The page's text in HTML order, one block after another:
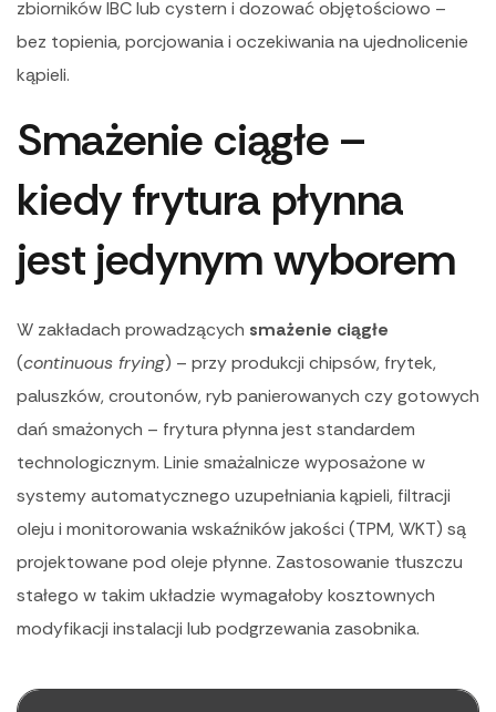
zbiorników IBC lub cystern i dozować objętościowo –
bez topienia, porcjowania i oczekiwania na ujednolicenie
kąpieli.
Smażenie ciągłe –
kiedy frytura płynna
jest jedynym wyborem
W zakładach prowadzących smażenie ciągłe
(continuous frying) – przy produkcji chipsów, frytek,
paluszków, croutonów, ryb panierowanych czy gotowych
dań smażonych – frytura płynna jest standardem
technologicznym. Linie smażalnicze wyposażone w
systemy automatycznego uzupełniania kąpieli, filtracji
oleju i monitorowania wskaźników jakości (TPM, WKT) są
projektowane pod oleje płynne. Zastosowanie tłuszczu
stałego w takim układzie wymagałoby kosztownych
modyfikacji instalacji lub podgrzewania zasobnika.